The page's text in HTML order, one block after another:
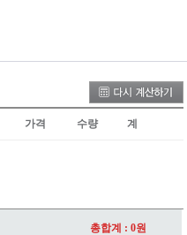
가격 수량 계
총합계 : 0원